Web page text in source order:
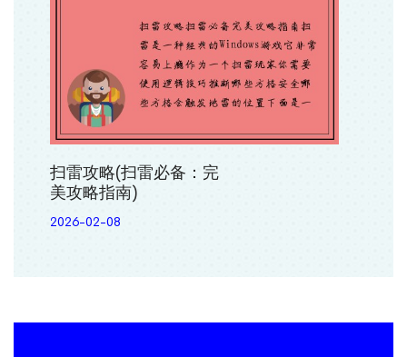
扫雷攻略(扫雷必备：完
美攻略指南)
2026-02-08